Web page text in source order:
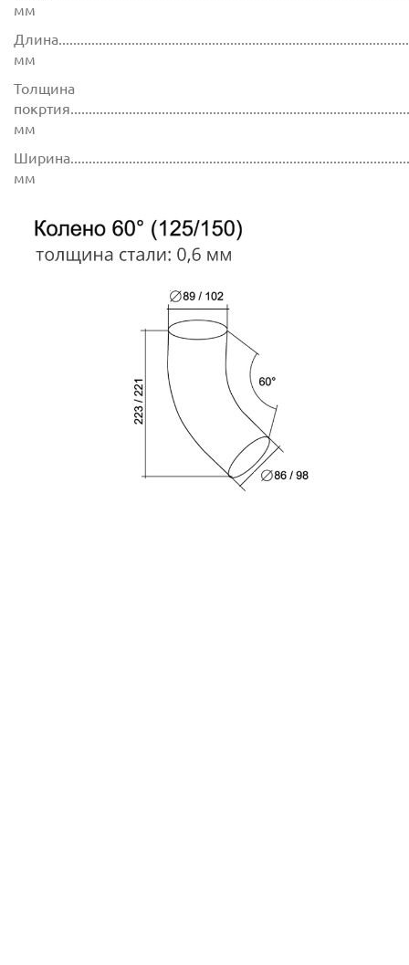
мм
мм
Толщина
мм
мм